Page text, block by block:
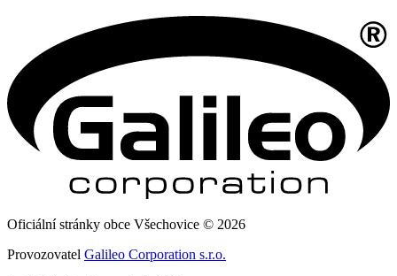
Oficiální stránky obce Všechovice © 2026
Provozovatel Galileo Corporation s.r.o.